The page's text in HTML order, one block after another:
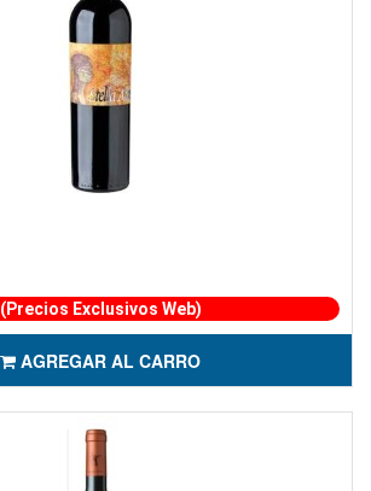
(Precios Exclusivos Web)
AGREGAR AL CARRO